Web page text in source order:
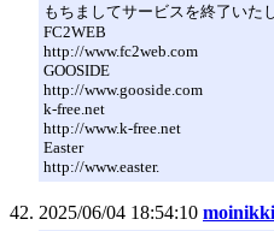
もちましてサービスを終了いた
FC2WEB
http://www.fc2web.com
GOOSIDE
http://www.gooside.com
k-free.net
http://www.k-free.net
Easter
http://www.easter.
2025/06/04 18:54:10 moinikki